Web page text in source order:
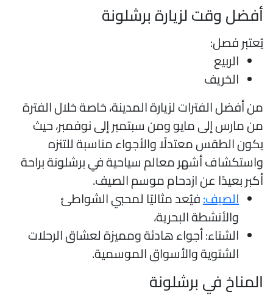
وقت لزيارة برشلونة
فصل:
الربيع
الخريف
أفضل الفترات لزيارة المدينة، خاصة خلال الفترة
مارس إلى مايو ومن سبتمبر إلى نوفمبر، حيث
الطقس معتدلًا والأجواء مناسبة للتنزه
أشهر معالم سياحية في برشلونة براحة
بعيدًا عن ازدحام موسم الصيف.
الصيف:فيُعد مثاليًا لمحبي الشواطئ
والأنشطة البحرية،
الشتاء: أجواء هادئة ومميزة لعشاق الرحلات
الشتوية والأسواق الموسمية.
في برشلونة